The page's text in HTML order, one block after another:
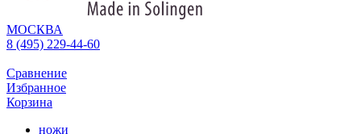
МОСКВА
8 (495) 229-44-60
Сравнение
Избранное
Корзина
ножи